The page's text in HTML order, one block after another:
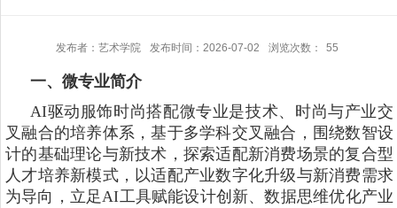
发布者：艺术学院 发布时间：2026-07-02 浏览次数： 55
一、微专业简介
AI驱动服饰时尚搭配微专业是技术、时尚与产业交
叉融合的培养体系，基于多学科交叉融合，围绕数智设
计的基础理论与新技术，探索适配新消费场景的复合型
人才培养新模式，以适配产业数字化升级与新消费需求
为导向，立足AI工具赋能设计创新、数据思维优化产业